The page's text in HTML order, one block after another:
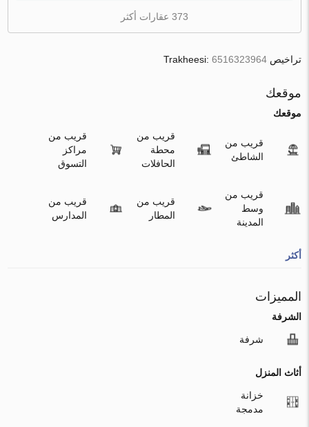
373 عقارات أكثر
تراخيص Trakheesi:6516323964
موقعك
موقعك
قريب من
الشاطئ
قريب من
محطة
الحافلات
قريب من
مراكز
التسوق
قريب من
وسط
المدينة
قريب من
المطار
قريب من
المدارس
أكثر
المميزات
الشرفة
شرفة
أثاث المنزل
خزانة
مدمجة